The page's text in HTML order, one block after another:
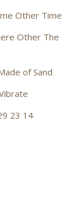
Other Time
Other The
of Sand
23 14